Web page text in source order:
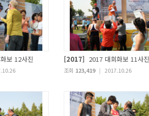
보 12사진 [2017] 2017 대회화보 11사진
조회 123,419 | 2017.10.26